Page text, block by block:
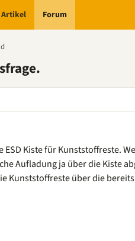
Artikel Forum
ESD Kiste für Kunststoffreste.
Aufladung ja über die Kiste
Kunststoffreste über die